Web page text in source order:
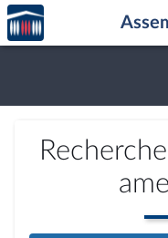
Aller au contenu
Aller en bas de la page
Accèder
à la
page